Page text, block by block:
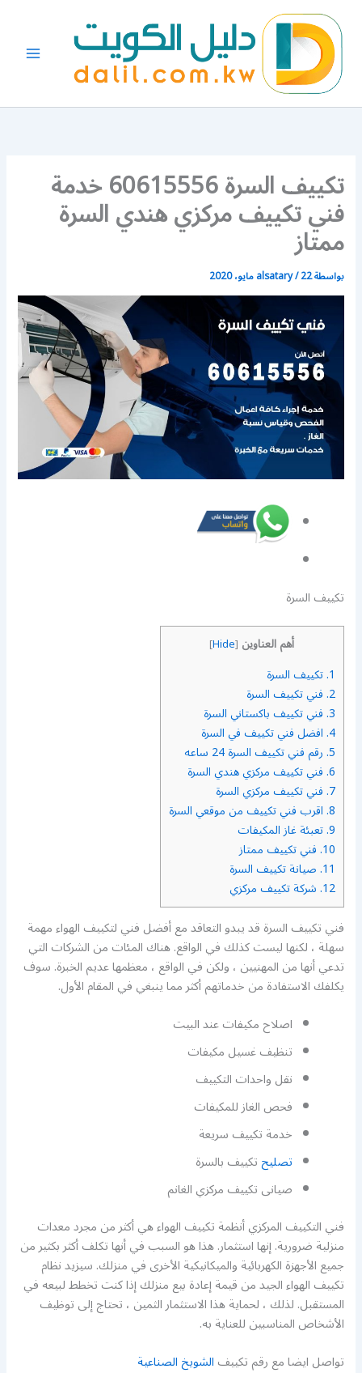
المحتوى
تكييف السرة 60615556 خدمة
فني تكييف مركزي هندي السرة
ممتاز
بواسطة alsatary/22 مايو، 2020
تكييف السرة
أهم العناوين [
Hide
]
1. تكييف السرة
2. فني تكييف السرة
3. فني تكييف باكستاني السرة
4. افضل فني تكييف في السرة
5. رقم فني تكييف السرة 24 ساعه
6. فني تكييف مركزي هندي السرة
7. فني تكييف مركزي السرة
8. اقرب فني تكييف من موقعي السرة
9. تعبئة غاز المكيفات
10. فني تكييف ممتاز
11. صيانة تكييف السرة
12. شركة تكييف مركزي
فني تكييف السرة قد يبدو التعاقد مع أفضل فني لتكييف الهواء مهمة
سهلة ، لكنها ليست كذلك في الواقع. هناك المئات من الشركات التي
تدعي أنها من المهنيين ، ولكن في الواقع ، معظمها عديم الخبرة. سوف
يكلفك الاستفادة من خدماتهم أكثر مما ينبغي في المقام الأول.
اصلاح مكيفات عند البيت
تنظيف غسيل مكيفات
نقل واحدات التكييف
فحص الغاز للمكيفات
خدمة تكييف سريعة
تصليحتكييف بالسرة
صيانى تكييف مركزي الغانم
فني التكييف المركزي أنظمة تكييف الهواء هي أكثر من مجرد معدات
منزلية ضرورية. إنها استثمار. هذا هو السبب في أنها تكلف أكثر بكثير من
جميع الأجهزة الكهربائية والميكانيكية الأخرى في منزلك. سيزيد نظام
تكييف الهواء الجيد من قيمة إعادة بيع منزلك إذا كنت تخطط لبيعه في
المستقبل. لذلك ، لحماية هذا الاستثمار الثمين ، تحتاج إلى توظيف
الأشخاص المناسبين للعناية به.
تواصل ايضا مع رقم تكييفالشويخ الصناعية